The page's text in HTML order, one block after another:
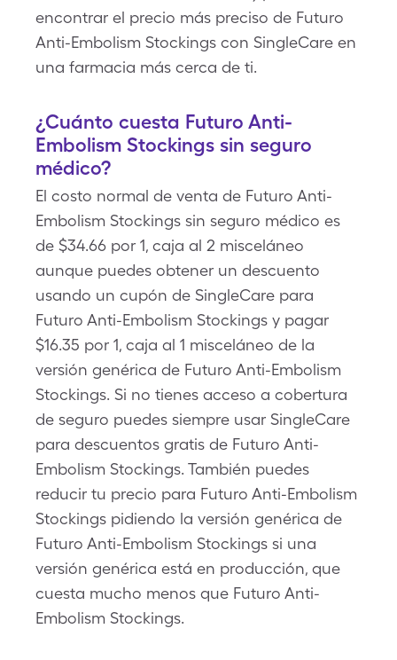
encontrar el precio más preciso de Futuro
Anti-Embolism Stockings con SingleCare en
una farmacia más cerca de ti.
¿Cuánto cuesta Futuro Anti-
Embolism Stockings sin seguro
médico?
El costo normal de venta de Futuro Anti-
Embolism Stockings sin seguro médico es
de $34.66 por 1, caja al 2 misceláneo
aunque puedes obtener un descuento
usando un cupón de SingleCare para
Futuro Anti-Embolism Stockings y pagar
$16.35 por 1, caja al 1 misceláneo de la
versión genérica de Futuro Anti-Embolism
Stockings. Si no tienes acceso a cobertura
de seguro puedes siempre usar SingleCare
para descuentos gratis de Futuro Anti-
Embolism Stockings. También puedes
reducir tu precio para Futuro Anti-Embolism
Stockings pidiendo la versión genérica de
Futuro Anti-Embolism Stockings si una
versión genérica está en producción, que
cuesta mucho menos que Futuro Anti-
Embolism Stockings.